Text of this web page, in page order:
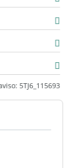
5TJ6_115693